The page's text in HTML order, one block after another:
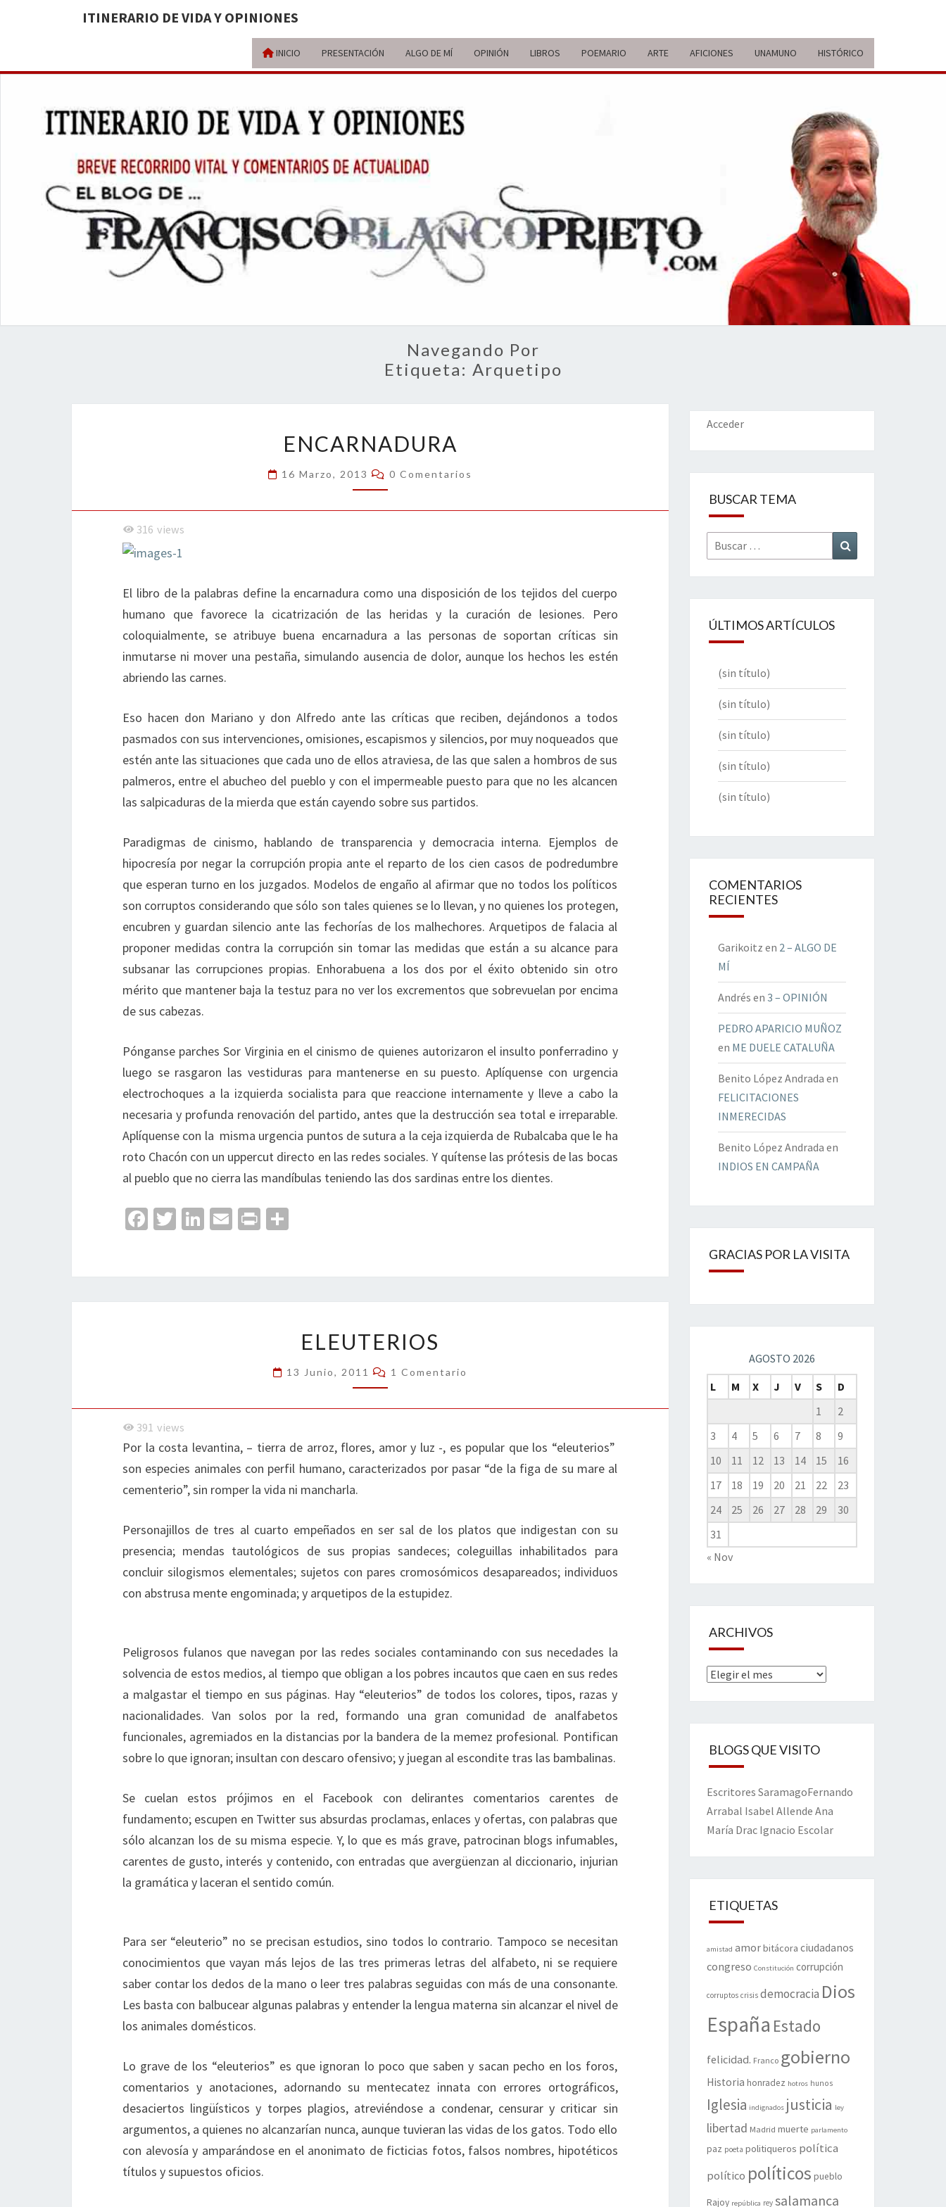
ITINERARIO DE VIDA Y OPINIONES
INICIO PRESENTACIÓN ALGO DE MÍ OPINIÓN LIBROS POEMARIO ARTE AFICIONES UNAMUNO HISTÓRICO
ITINERARIO
DE VIDA Y
OPINIONES
BREVE
RECORRIDO
VITAL Y
COMENTARIOS
ACTUALIDAD
Navegando Por
Etiqueta: Arquetipo
ENCARNADURA
16 Marzo, 2013 Comentarios
0 Comentarios
316 views
El libro de la palabras define la encarnadura como una disposición de los tejidos del cuerpo
humano que favorece la cicatrización de las heridas y la curación de lesiones. Pero
coloquialmente, se atribuye buena encarnadura a las personas de soportan críticas sin
inmutarse ni mover una pestaña, simulando ausencia de dolor, aunque los hechos les estén
abriendo las carnes.
Eso hacen don Mariano y don Alfredo ante las críticas que reciben, dejándonos a todos
pasmados con sus intervenciones, omisiones, escapismos y silencios, por muy noqueados que
estén ante las situaciones que cada uno de ellos atraviesa, de las que salen a hombros de sus
palmeros, entre el abucheo del pueblo y con el impermeable puesto para que no les alcancen
las salpicaduras de la mierda que están cayendo sobre sus partidos.
Paradigmas de cinismo, hablando de transparencia y democracia interna. Ejemplos de
hipocresía por negar la corrupción propia ante el reparto de los cien casos de podredumbre
que esperan turno en los juzgados. Modelos de engaño al afirmar que no todos los políticos
son corruptos considerando que sólo son tales quienes se lo llevan, y no quienes los protegen,
encubren y guardan silencio ante las fechorías de los malhechores. Arquetipos de falacia al
proponer medidas contra la corrupción sin tomar las medidas que están a su alcance para
subsanar las corrupciones propias. Enhorabuena a los dos por el éxito obtenido sin otro
mérito que mantener baja la testuz para no ver los excrementos que sobrevuelan por encima
de sus cabezas.
Pónganse parches Sor Virginia en el cinismo de quienes autorizaron el insulto ponferradino y
luego se rasgaron las vestiduras para mantenerse en su puesto. Aplíquense con urgencia
electrochoques a la izquierda socialista para que reaccione internamente y lleve a cabo la
necesaria y profunda renovación del partido, antes que la destrucción sea total e irreparable.
Aplíquense con la misma urgencia puntos de sutura a la ceja izquierda de Rubalcaba que le ha
roto Chacón con un uppercut directo en las redes sociales. Y quítense las prótesis de las bocas
al pueblo que no cierra las mandíbulas teniendo las dos sardinas entre los dientes.
Fa
o
T
Li
n
E
Pr
ar
tir
ELEUTERIOS
13 Junio, 2011 Comentarios
1 Comentario
391 views
Por la costa levantina, – tierra de arroz, flores, amor y luz -, es popular que los “eleuterios”
son especies animales con perfil humano, caracterizados por pasar “de la figa de su mare al
cementerio”, sin romper la vida ni mancharla.
Personajillos de tres al cuarto empeñados en ser sal de los platos que indigestan con su
presencia; mendas tautológicos de sus propias sandeces; coleguillas inhabilitados para
concluir silogismos elementales; sujetos con pares cromosómicos desapareados; individuos
con abstrusa mente engominada; y arquetipos de la estupidez.
Peligrosos fulanos que navegan por las redes sociales contaminando con sus necedades la
solvencia de estos medios, al tiempo que obligan a los pobres incautos que caen en sus redes
a malgastar el tiempo en sus páginas. Hay “eleuterios” de todos los colores, tipos, razas y
nacionalidades. Van solos por la red, formando una gran comunidad de analfabetos
funcionales, agremiados en la distancias por la bandera de la memez profesional. Pontifican
sobre lo que ignoran; insultan con descaro ofensivo; y juegan al escondite tras las bambalinas.
Se cuelan estos prójimos en el Facebook con delirantes comentarios carentes de
fundamento; escupen en Twitter sus absurdas proclamas, enlaces y ofertas, con palabras que
sólo alcanzan los de su misma especie. Y, lo que es más grave, patrocinan blogs infumables,
carentes de gusto, interés y contenido, con entradas que avergüenzan al diccionario, injurian
la gramática y laceran el sentido común.
Para ser “eleuterio” no se precisan estudios, sino todos lo contrario. Tampoco se necesitan
conocimientos que vayan más lejos de las tres primeras letras del alfabeto, ni se requiere
saber contar los dedos de la mano o leer tres palabras seguidas con más de una consonante.
Les basta con balbucear algunas palabras y entender la lengua materna sin alcanzar el nivel de
los animales domésticos.
Lo grave de los “eleuterios” es que ignoran lo poco que saben y sacan pecho en los foros,
comentarios y anotaciones, adornando su mentecatez innata con errores ortográficos,
desaciertos lingüísticos y torpes plagios, atreviéndose a condenar, censurar y criticar sin
argumentos, a quienes no alcanzarían nunca, aunque tuvieran las vidas de los gatos. Todo ello
con alevosía y amparándose en el anonimato de ficticias fotos, falsos nombres, hipotéticos
títulos y supuestos oficios.
Acceder
BUSCAR TEMA
Buscar
por:
ÚLTIMOS ARTÍCULOS
(sin título)
(sin título)
(sin título)
(sin título)
(sin título)
COMENTARIOS
RECIENTES
Garikoitz en 2 – ALGO DE
MÍ
Andrés en 3 – OPINIÓN
PEDRO APARICIO MUÑOZ
en ME DUELE CATALUÑA
Benito López Andrada en
FELICITACIONES
INMERECIDAS
Benito López Andrada en
INDIOS EN CAMPAÑA
GRACIAS POR LA VISITA
AGOSTO 2026
L
M X J V S
D
1
2
3
4 5 6 7 8
9
10
11 12 13 14 15
16
17
18 19 20 21 22
23
24
25 26 27 28 29
30
31
« Nov
ARCHIVOS
Archivos
BLOGS QUE VISITO
Escritores SaramagoFernando
Arrabal Isabel Allende Ana
María Drac Ignacio Escolar
ETIQUETAS
amistad amorbitácora ciudadanos
congreso Constitución corrupción
corruptos crisis democracia Dios
España Estado
felicidad. Franco gobierno
Historia honradez hotros hunos
Iglesia indignados justicia ley
libertad Madrid muerte parlamento
paz poeta politiqueros política
político políticos pueblo
Rajoy república rey salamanca